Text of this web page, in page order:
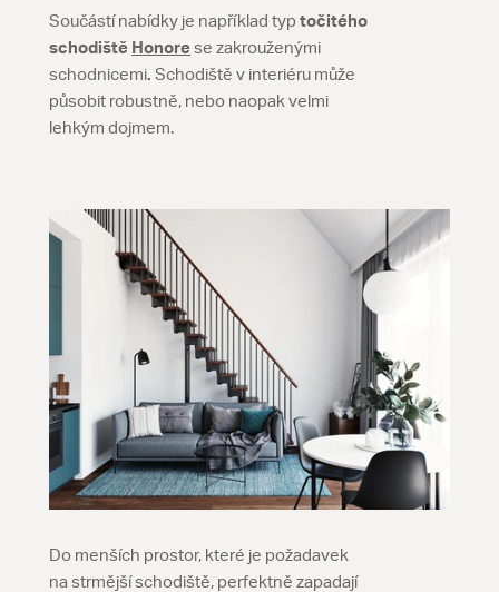
Součástí nabídky je například typ točitého
schodiště Honore se zakrouženými
schodnicemi. Schodiště v interiéru může
působit robustně, nebo naopak velmi
lehkým dojmem.
Do menších prostor, které je požadavek
na strmější schodiště, perfektně zapadají